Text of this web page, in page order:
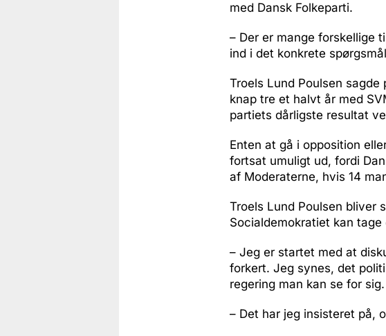
med Dansk Folkeparti.
– Der er mange forskellige
ind i det konkrete
Troels Lund Poulsen
knap tre et halvt år med
partiets dårligste resultat
Enten at gå i opposition
fortsat umuligt ud, fordi
af Moderaterne, hvis 14
Troels Lund Poulsen bliver
Socialdemokratiet kan
– Jeg er startet med at
forkert. Jeg synes, det
regering man kan se for sig.
– Det har jeg insisteret på,